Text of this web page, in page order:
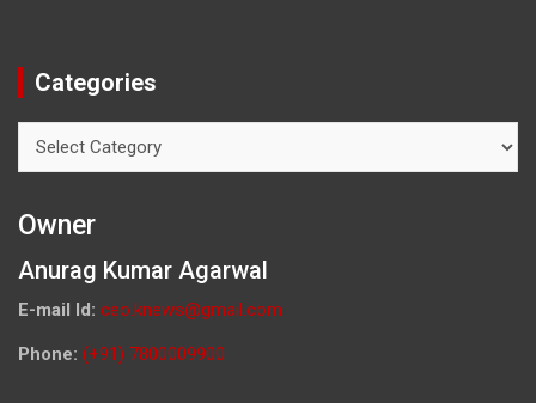
Categories
Owner
Anurag Kumar Agarwal
E-mail Id: ceo.knews@gmail.com
Phone: (+91) 7800009900